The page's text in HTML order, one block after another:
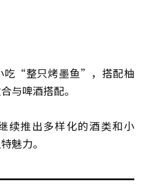
吃“整只烤墨鱼”，搭配柚
与啤酒搭配。
续推出多样化的酒类和小
魅力。